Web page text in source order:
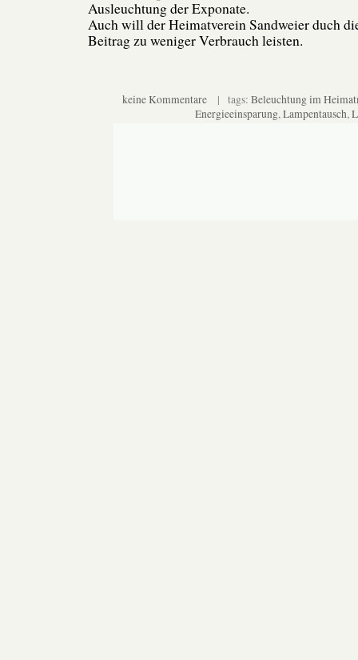
Ausleuchtung der Exponate.
Auch will der Heimatverein Sandweier duch
Beitrag zu weniger Verbrauch leisten.
keine Kommentare | tags: Beleuchtung im
Energieeinsparung, Lampentausch,